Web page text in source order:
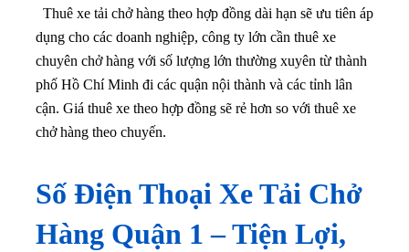
Thuê xe tải chở hàng theo hợp đồng dài hạn sẽ ưu tiên áp
dụng cho các doanh nghiệp, công ty lớn cần thuê xe
chuyên chở hàng với số lượng lớn thường xuyên từ thành
phố Hồ Chí Minh đi các quận nội thành và các tỉnh lân
cận. Giá thuê xe theo hợp đồng sẽ rẻ hơn so với thuê xe
chở hàng theo chuyến.
Số Điện Thoại Xe Tải Chở
Hàng Quận 1 – Tiện Lợi,